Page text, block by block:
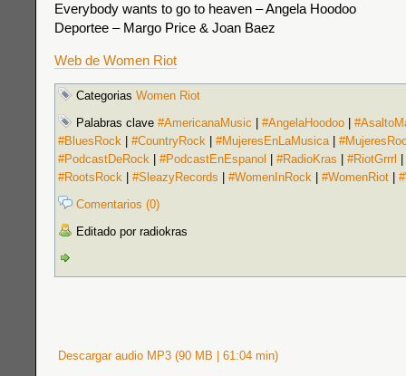
Everybody wants to go to heaven – Angela Hoodoo
Deportee – Margo Price & Joan Baez
Web de Women Riot
Categorias Women Riot
Palabras clave #AmericanaMusic #AngelaHoodoo
#BluesRock
#CountryRock #MujeresEnLaMusica|
#PodcastDeRock
#PodcastEnEspanol #RadioKras #RiotGrrrl
#RootsRock
#SleazyRecords #WomenInRock #WomenRiot
Comentarios (0)
Editado por radiokras
Descargar audio MP3 (90 MB | 61:04 min)